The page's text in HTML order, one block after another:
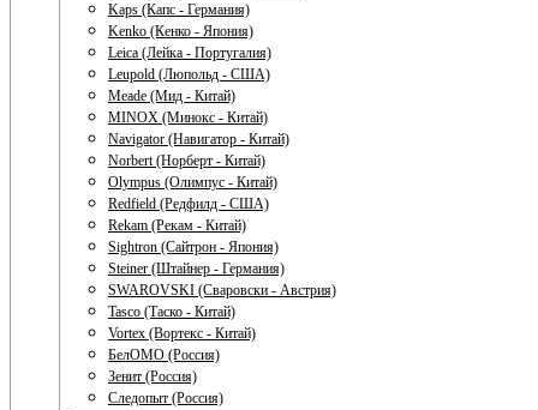
Kaps (Капс - Германия)
Kenko (Кенко - Япония)
Leica (Лейка - Португалия)
Leupold (Люпольд - США)
Meade (Мид - Китай)
MINOX (Минокс - Китай)
Navigator (Навигатор - Китай)
Norbert (Норберт - Китай)
Olympus (Олимпус - Китай)
Redfield (Редфилд - США)
Rekam (Рекам - Китай)
Sightron (Сайтрон - Япония)
Steiner (Штайнер - Германия)
SWAROVSKI (Сваровски - Австрия)
Tasco (Таско - Китай)
Vortex (Вортекс - Китай)
БелОМО (Россия)
Зенит (Россия)
Следопыт (Россия)